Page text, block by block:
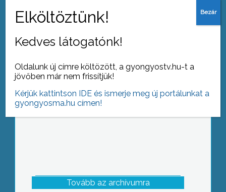
Idén rendezték meg tizenhatodik
alkalommal a Lions-bált Gyöngyösön
Tovább az archívumra
Kedves látogatónk!
Oldalunk új címre költözött, a gyongyostv.hu-t a
jövőben már nem frissítjük!
Kérjük kattintson IDE és ismerje meg új portálunkat a
gyongyosma.hu címen!